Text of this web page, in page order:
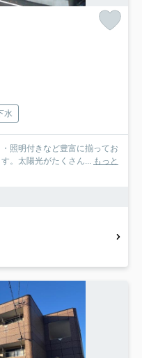
水
照明付きなど豊富に揃ってお
。太陽光がたくさん... もっと